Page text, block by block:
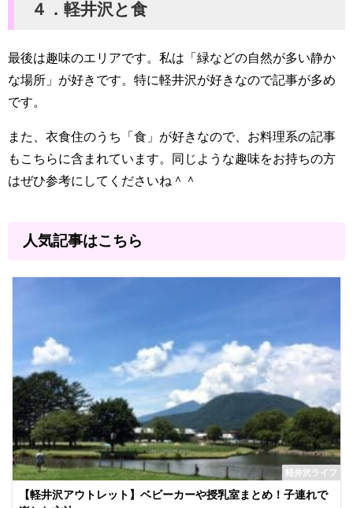
４．軽井沢と食
最後は趣味のエリアです。私は「緑などの自然が多い静か
な場所」が好きです。 特に軽井沢が好きなので記事が多め
です。
また、衣食住のうち「食」が好きなので、お料理系の記事
もこちらに含まれています。同じような趣味をお持ちの方
はぜひ参考にしてくださいね＾＾
人気記事はこちら
軽井沢ライフ
【軽井沢アウトレット】ベビーカーや授乳室まとめ！子連れで